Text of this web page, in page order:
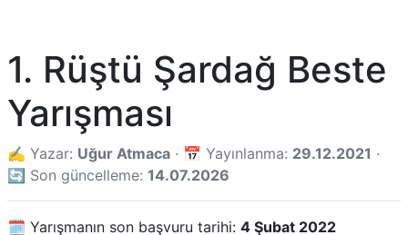
1. Rüştü Şardağ Beste
Yarışması
✍️ Yazar: Uğur Atmaca · 📅 Yayınlanma: 29.12.2021 ·
🔄 Son güncelleme: 14.07.2026
🗓️ Yarışmanın son başvuru tarihi: 4 Şubat 2022